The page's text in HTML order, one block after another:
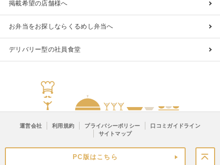
掲載希望の店舗様へ
お弁当をお探しならくるめし弁当へ
デリバリー型の社員食堂
運営会社 利用規約 プライバシーポリシー
口コミガイドライン
サイトマップ
PC版はこちら